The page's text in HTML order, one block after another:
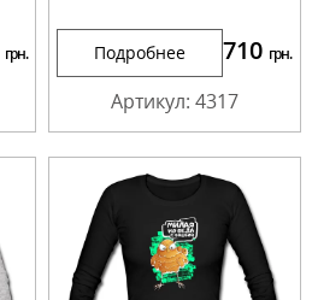
грн. Подробнее 710 грн.
Артикул: 4317